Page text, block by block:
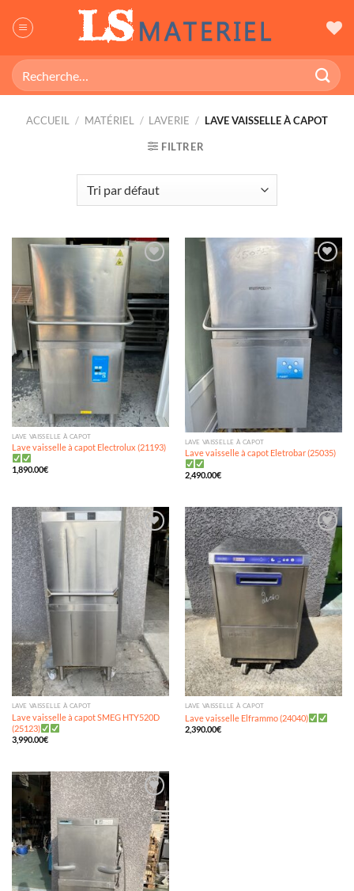
contenu
Recherche
pour :
ACCUEIL / MATÉRIEL / LAVERIE / LAVE VAISSELLE À CAPOT
FILTRER
LAVE VAISSELLE À CAPOT
Lave vaisselle à capot Electrolux (21193)
1,890.00€
Ajouter
à ma
wishlist
LAVE VAISSELLE À CAPOT
Lave vaisselle à capot Eletrobar (25035)
2,490.00€
Ajouter
à ma
wishlist
LAVE VAISSELLE À CAPOT
Lave vaisselle à capot SMEG HTY520D
(25123)
3,990.00€
Ajouter
à ma
wishlist
LAVE VAISSELLE À CAPOT
Lave vaisselle Elframmo (24040)
2,390.00€
Ajouter
à ma
wishlist